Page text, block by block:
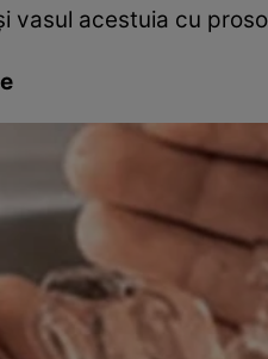
vasul acestuia cu